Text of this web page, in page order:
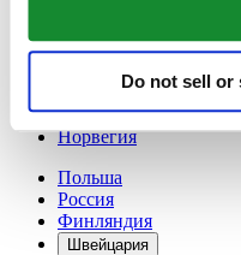
Do not sell or
Люксембург
English
Français
Нидерланды
Норвегия
Польша
Россия
Финляндия
Швейцария